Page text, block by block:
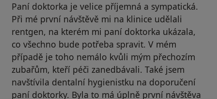
Paní doktorka je velice příjemná a sympatická.
Při mé první návštěvě mi na klinice udělali
rentgen, na kterém mi paní doktorka ukázala,
co všechno bude potřeba spravit. V mém
případě je toho nemálo kvůli mým přechozím
zubařům, kteří péči zanedbávali. Také jsem
navštívila dentalní hygienistku na doporučení
paní doktorky. Byla to má úplně první návštěva